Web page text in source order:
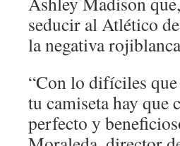
seducir al Atlético
la negativa
“Con lo difíciles que
tu camiseta hay que
perfecto y